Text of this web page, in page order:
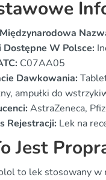
Dostępne W Polsce:
C07AA05
Dawkowania:
ampułki do
AstraZeneca,
Rejestracji: Lek na
Jest
to lek stosowany w